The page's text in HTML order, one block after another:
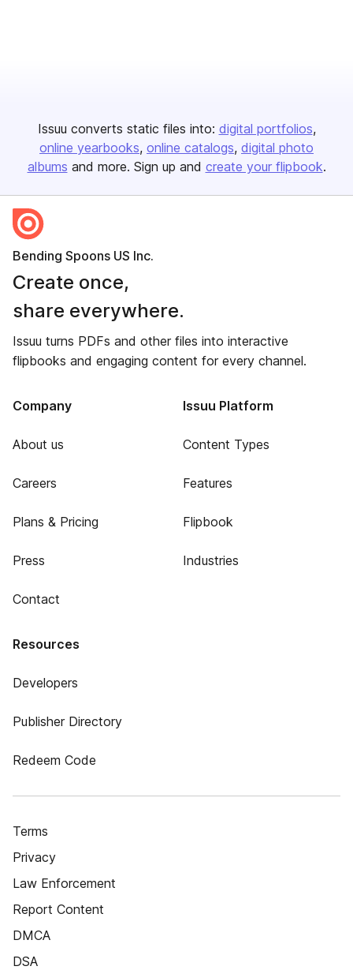
Issuu converts static files into: digital portfolios
online yearbooks online catalogs digital photo
albums and more. Sign up and create your flipbook.
Bending Spoons US Inc.
Create once,
share everywhere.
Issuu turns PDFs and other files into interactive
flipbooks and engaging content for every channel.
Company
About us
Careers
Plans & Pricing
Press
Contact
Issuu Platform
Content Types
Features
Flipbook
Industries
Resources
Developers
Publisher Directory
Redeem Code
Terms
Privacy
Law Enforcement
Report Content
DMCA
DSA